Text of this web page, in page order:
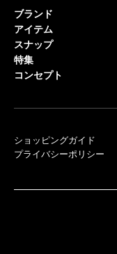
ブランド
アイテム
スナップ
特集
コンセプト
ショッピングガイド
プライバシーポリシー